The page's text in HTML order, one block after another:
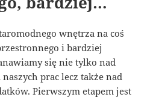
wnętrza na coś
i bardziej
się nie tylko nad
prac lecz także nad
Pierwszym etapem jest